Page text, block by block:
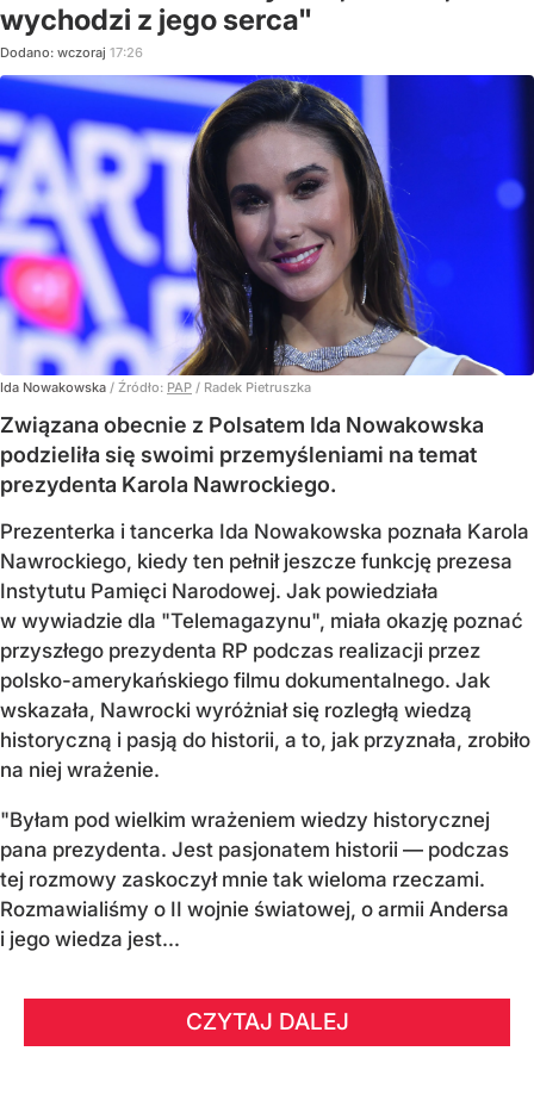
wychodzi z jego serca"
Dodano: wczoraj 17:26
Ida Nowakowska / Źródło: PAP / Radek Pietruszka
Związana obecnie z Polsatem Ida Nowakowska
podzieliła się swoimi przemyśleniami na temat
prezydenta Karola Nawrockiego.
Prezenterka i tancerka Ida Nowakowska poznała Karola
Nawrockiego, kiedy ten pełnił jeszcze funkcję prezesa
Instytutu Pamięci Narodowej. Jak powiedziała
w wywiadzie dla "Telemagazynu", miała okazję poznać
przyszłego prezydenta RP podczas realizacji przez
polsko-amerykańskiego filmu dokumentalnego. Jak
wskazała, Nawrocki wyróżniał się rozległą wiedzą
historyczną i pasją do historii, a to, jak przyznała, zrobiło
na niej wrażenie.
"Byłam pod wielkim wrażeniem wiedzy historycznej
pana prezydenta. Jest pasjonatem historii — podczas
tej rozmowy zaskoczył mnie tak wieloma rzeczami.
Rozmawialiśmy o II wojnie światowej, o armii Andersa
i jego wiedza jest...
CZYTAJ DALEJ